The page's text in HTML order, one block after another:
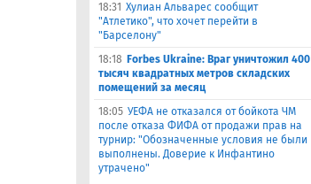
18:31 Хулиан Альварес сообщит
"Атлетико", что хочет перейти в
"Барселону"
18:18 Forbes Ukraine: Враг уничтожил 400
тысяч квадратных метров складских
помещений за месяц
18:05 УЕФА не отказался от бойкота ЧМ
после отказа ФИФА от продажи прав на
турнир: "Обозначенные условия не были
выполнены. Доверие к Инфантино
утрачено"